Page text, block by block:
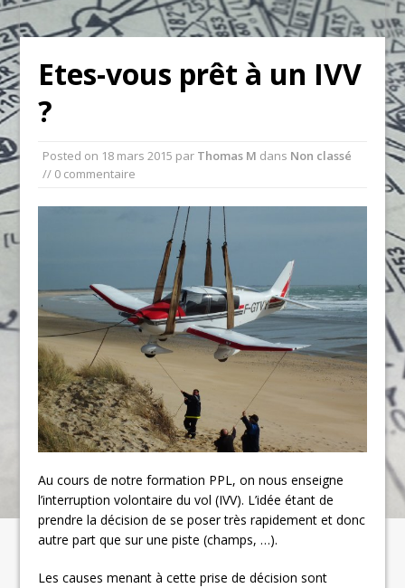
Etes-vous prêt à un IVV
?
Posted on 18 mars 2015 par Thomas M dans Non classé
// 0 commentaire
Au cours de notre formation PPL, on nous enseigne
l’interruption volontaire du vol (IVV). L’idée étant de
prendre la décision de se poser très rapidement et donc
autre part que sur une piste (champs, …).
Les causes menant à cette prise de décision sont